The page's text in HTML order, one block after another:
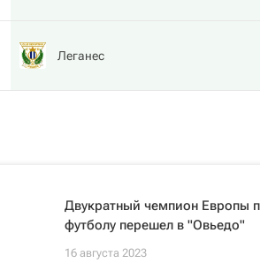
Леганес
Двукратный чемпион Европы
футболу перешел в "Овьедо"
16 августа 2023